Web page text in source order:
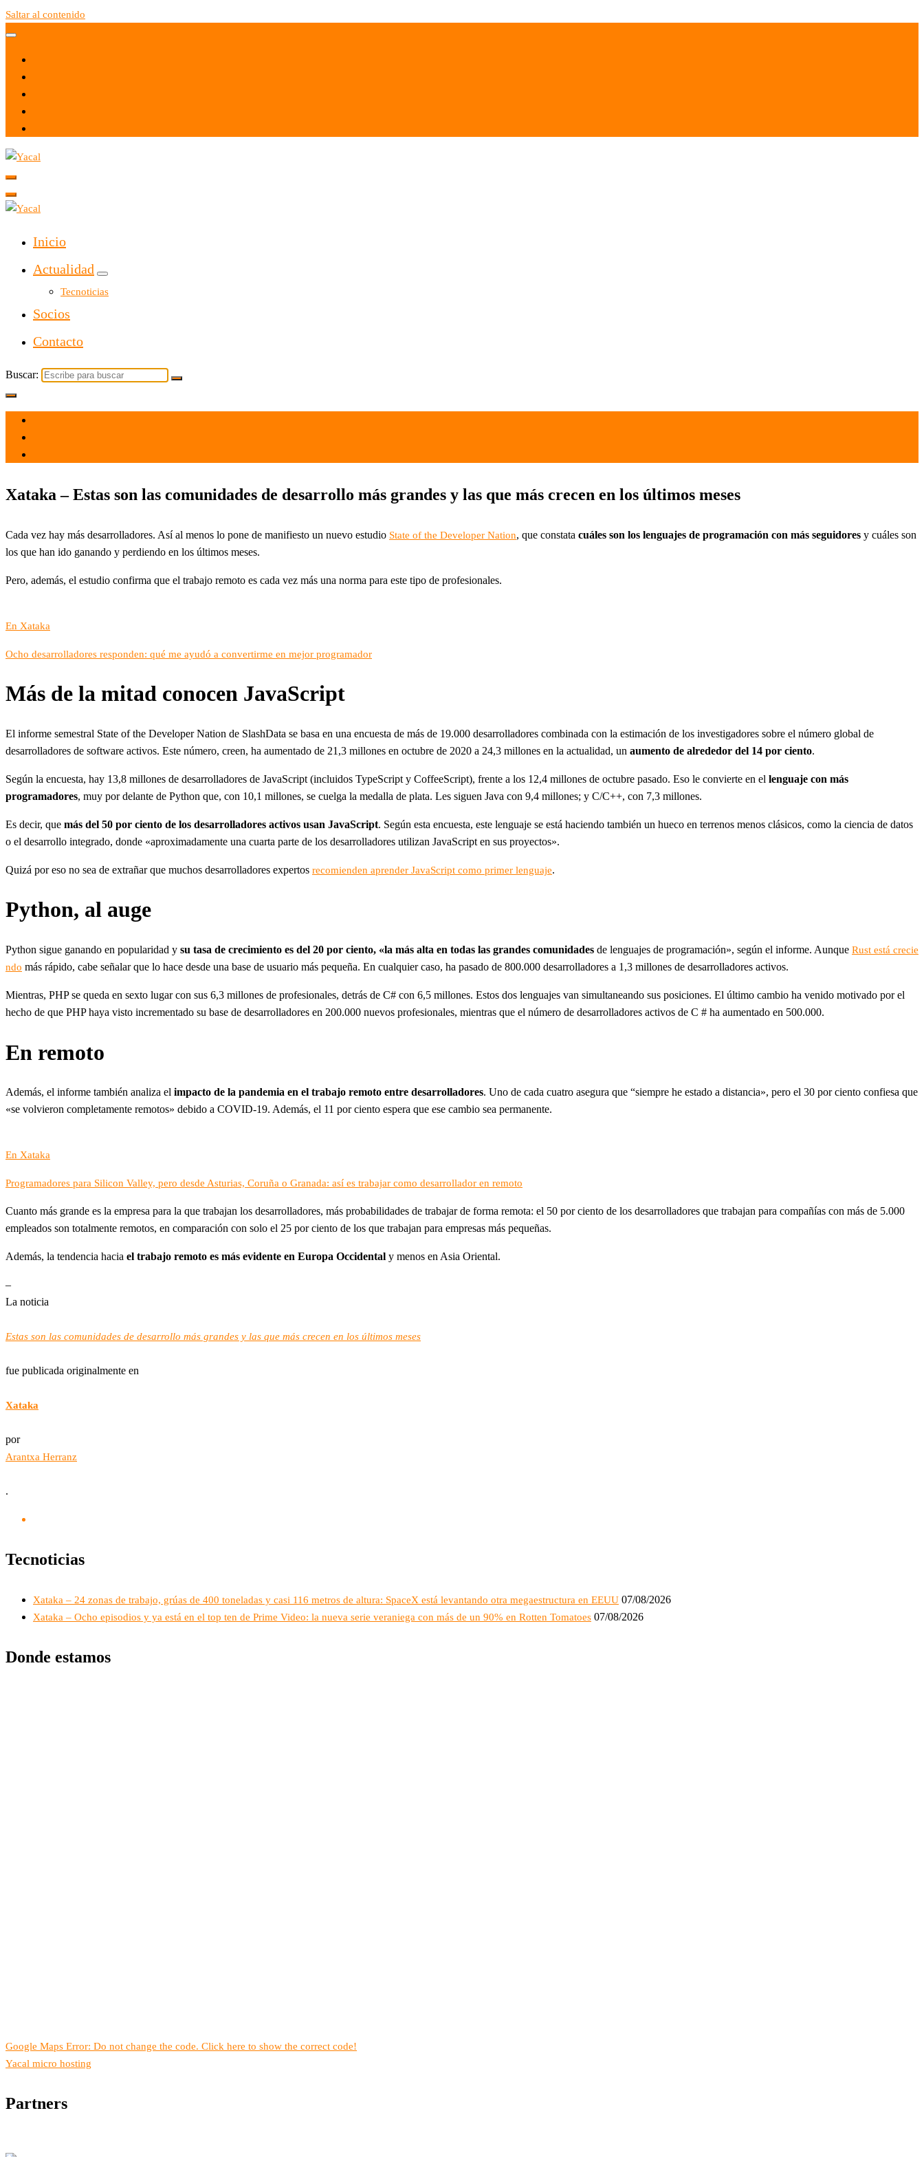
Saltar al contenido
Yacal micro hosting
Inicio
Actualidad
Tecnoticias
Socios
Contacto
Buscar:
Xataka – Estas son las comunidades de desarrollo más grandes y las que más crecen en los últimos meses
Cada vez hay más desarrolladores. Así al menos lo pone de manifiesto un nuevo estudio State of the Developer Nation, que constata cuáles son los lenguajes de programación con más seguidores y cuáles son
los que han ido ganando y perdiendo en los últimos meses.
Pero, además, el estudio confirma que el trabajo remoto es cada vez más una norma para este tipo de profesionales.
En Xataka
Ocho desarrolladores responden: qué me ayudó a convertirme en mejor programador
Más de la mitad conocen JavaScript
El informe semestral State of the Developer Nation de SlashData se basa en una encuesta de más de 19.000 desarrolladores combinada con la estimación de los investigadores sobre el número global de
desarrolladores de software activos. Este número, creen, ha aumentado de 21,3 millones en octubre de 2020 a 24,3 millones en la actualidad, un aumento de alrededor del 14 por ciento.
Según la encuesta, hay 13,8 millones de desarrolladores de JavaScript (incluidos TypeScript y CoffeeScript), frente a los 12,4 millones de octubre pasado. Eso le convierte en el lenguaje con más
programadores, muy por delante de Python que, con 10,1 millones, se cuelga la medalla de plata. Les siguen Java con 9,4 millones; y C/C++, con 7,3 millones.
Es decir, que más del 50 por ciento de los desarrolladores activos usan JavaScript. Según esta encuesta, este lenguaje se está haciendo también un hueco en terrenos menos clásicos, como la ciencia de datos
o el desarrollo integrado, donde «aproximadamente una cuarta parte de los desarrolladores utilizan JavaScript en sus proyectos».
Quizá por eso no sea de extrañar que muchos desarrolladores expertos recomienden aprender JavaScript como primer lenguaje.
Python, al auge
Python sigue ganando en popularidad y su tasa de crecimiento es del 20 por ciento, «la más alta en todas las grandes comunidades de lenguajes de programación», según el informe. Aunque Rust está crecie
ndo más rápido, cabe señalar que lo hace desde una base de usuario más pequeña. En cualquier caso, ha pasado de 800.000 desarrolladores a 1,3 millones de desarrolladores activos.
Mientras, PHP se queda en sexto lugar con sus 6,3 millones de profesionales, detrás de C# con 6,5 millones. Estos dos lenguajes van simultaneando sus posiciones. El último cambio ha venido motivado por el
hecho de que PHP haya visto incrementado su base de desarrolladores en 200.000 nuevos profesionales, mientras que el número de desarrolladores activos de C # ha aumentado en 500.000.
En remoto
Además, el informe también analiza el impacto de la pandemia en el trabajo remoto entre desarrolladores. Uno de cada cuatro asegura que “siempre he estado a distancia», pero el 30 por ciento confiesa que
«se volvieron completamente remotos» debido a COVID-19. Además, el 11 por ciento espera que ese cambio sea permanente.
En Xataka
Programadores para Silicon Valley, pero desde Asturias, Coruña o Granada: así es trabajar como desarrollador en remoto
Cuanto más grande es la empresa para la que trabajan los desarrolladores, más probabilidades de trabajar de forma remota: el 50 por ciento de los desarrolladores que trabajan para compañías con más de 5.000
empleados son totalmente remotos, en comparación con solo el 25 por ciento de los que trabajan para empresas más pequeñas.
Además, la tendencia hacia el trabajo remoto es más evidente en Europa Occidental y menos en Asia Oriental.
–
La noticia
Estas son las comunidades de desarrollo más grandes y las que más crecen en los últimos meses
fue publicada originalmente en
Xataka
por
Arantxa Herranz
.
Tecnoticias
Xataka – 24 zonas de trabajo, grúas de 400 toneladas y casi 116 metros de altura: SpaceX está levantando otra megaestructura en EEUU 07/08/2026
Xataka – Ocho episodios y ya está en el top ten de Prime Video: la nueva serie veraniega con más de un 90% en Rotten Tomatoes 07/08/2026
Donde estamos
Google Maps Error: Do not change the code. Click here to show the correct code!
Yacal micro hosting
Partners